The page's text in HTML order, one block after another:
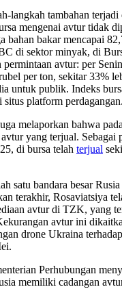
langkah tambahan
mengenai avtur tidak
bahan bakar mencapai
di sektor minyak, di
avtur: per
per ton, sekitar 33%
untuk publik. Indeks
platform perdagangan.
melaporkan bahwa
yang terjual. Sebagai
di bursa telah terjual
satu bandara besar
terakhir, Rosaviatsiya
avtur di TZK, yang
avtur ini
drone Ukraina
Perhubungan
memiliki cadangan